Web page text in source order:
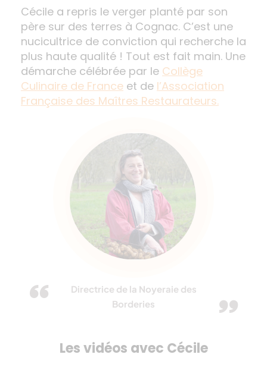
Cécile a repris le verger planté par son
père sur des terres à Cognac. C’est une
nucicultrice de conviction qui recherche la
plus haute qualité ! Tout est fait main. Une
démarche célébrée par le Collège
Culinaire de France et de l’Association
Française des Maîtres Restaurateurs.
Directrice de la Noyeraie des
Borderies
Les vidéos avec Cécile